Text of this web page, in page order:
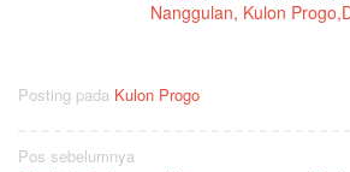
Nanggulan, Kulon
Posting pada Kulon Progo
Navigasi
Pos sebelumnya